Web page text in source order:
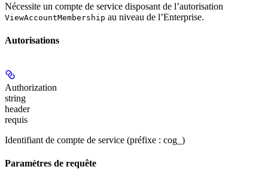
Nécessite un compte de service disposant de l’autorisation
ViewAccountMembership au niveau de l’Enterprise.
Autorisations
Authorization
string
header
requis
Identifiant de compte de service (préfixe : cog_)
Paramètres de requête